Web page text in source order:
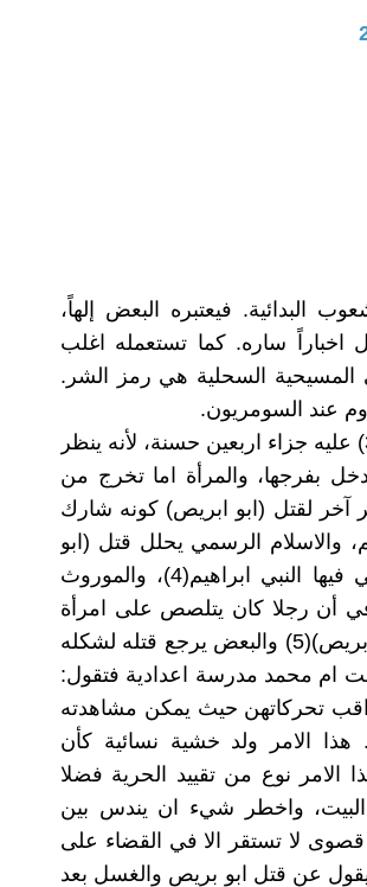
البدائية. فيعتبره البعض إلهاً،
ساره. كما تستعمله اغلب
حين يموت في السحر.(1) في المسيحية السحلية هي رمز الشر.
مذ كنت صغيرا كنت اسمع ان قتل (ابو بريص)(3) عليه جزاء اربعين حسنة، لأنه ينظر
بفرجها، والمرأة اما تخرج من
آخر لقتل (ابو ابريص) كونه شارك
والاسلام الرسمي يحلل قتل (ابو
بريص) معلالا قتله انه كان ينفخ على النار التي فيها النبي ابراهيم(4)، والموروث
أن رجلا كان يتلصص على امرأة
كانت تغستل في الحمام، فمسخه الله إلى (ابو بريص)(5) والبعض يرجع قتله لشكله
ام محمد مدرسة اعدادية فتقول:
تحركاتهن حيث يمكن مشاهدته
هذا الامر ولد خشية نسائية كأن
نوع من تقييد الحرية فضلا
واخطر شيء ان يندس بين
قصوى لا تستقر الا في القضاء على
عن قتل ابو بريص والغسل بعد